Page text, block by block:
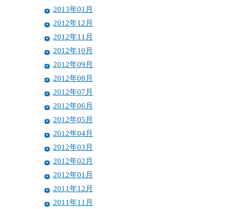
2013年01月
2012年12月
2012年11月
2012年10月
2012年09月
2012年08月
2012年07月
2012年06月
2012年05月
2012年04月
2012年03月
2012年02月
2012年01月
2011年12月
2011年11月